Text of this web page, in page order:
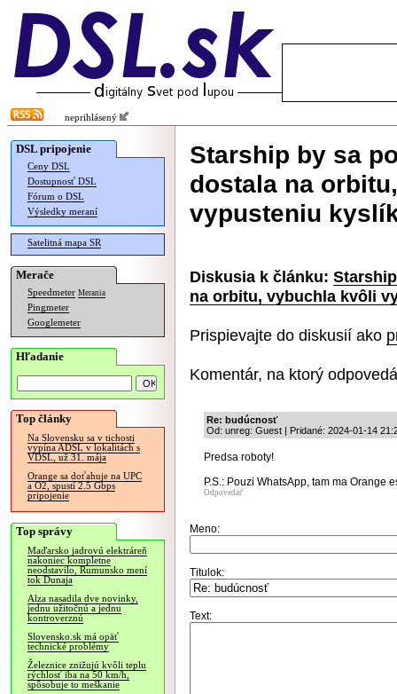
neprihlásený
DSL pripojenie
Ceny DSL
Dostupnosť DSL
Fórum o DSL
Výsledky meraní
Satelitná mapa SR
Merače
Speedmeter Merania
Pingmeter
Googlemeter
Hľadanie
Top články
Na Slovensku sa v tichosti
vypína ADSL v lokalitách s
VDSL, už 31. mája
Orange sa doťahuje na UPC
a O2, spustí 2.5 Gbps
pripojenie
Top správy
Maďarsko jadrovú elektráreň
nakoniec kompletne
neodstavilo, Rumunsko mení
tok Dunaja
Alza nasadila dve novinky,
jednu užitočnú a jednu
kontroverznú
Slovensko.sk má opäť
technické problémy
Železnice znižujú kvôli teplu
rýchlosť iba na 50 km/h,
spôsobuje to meškanie
Starship by sa
dostala na
vypusteniu
Diskusia k článku:
na orbitu, vybuchla kvôli
Prispievajte do diskusií ako
Komentár, na ktorý
Re: budúcnosť
Od: unreg: Guest | Pridané: 2024-01-14
Predsa roboty!
P.S.: Pouzi WhatsApp, tam ma Orange
Odpovedať
Meno:
Titulok:
Text: